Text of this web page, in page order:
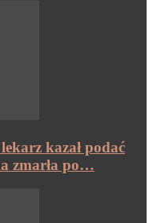
kazał podać
zmarła po…